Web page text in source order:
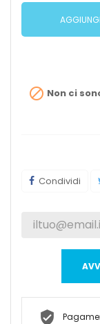
 Non ci
Condividi